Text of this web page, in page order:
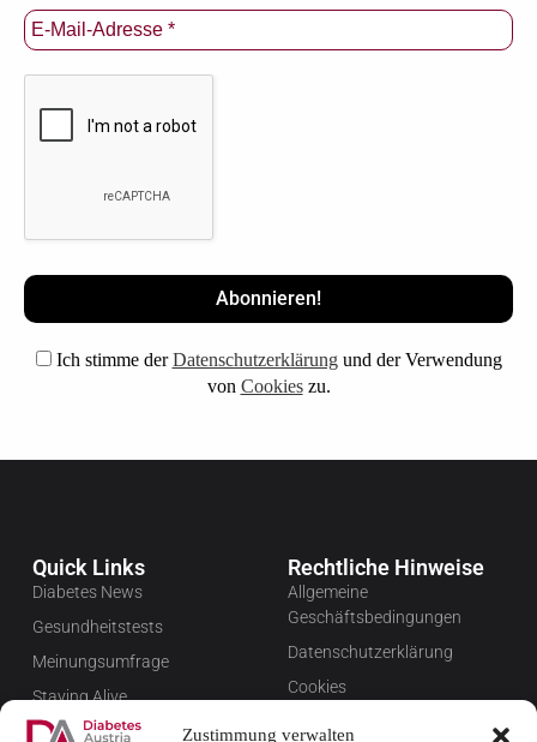
Zustimmung verwalten
Ich stimme derDatenschutzerklärungund der Verwendung
von Cookieszu.
Quick Links
Diabetes News
Gesundheitstests
Meinungsumfrage
Staying Alive
Favoriten
Rechtliche Hinweise
Allgemeine
Geschäftsbedingungen
Datenschutzerklärung
Cookies